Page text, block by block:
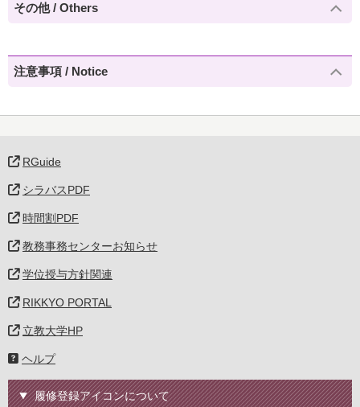
その他 / Others
注意事項 / Notice
RGuide
シラバスPDF
時間割PDF
教務事務センターお知らせ
学位授与方針関連
RIKKYO PORTAL
立教大学HP
ヘルプ
履修登録アイコンについて